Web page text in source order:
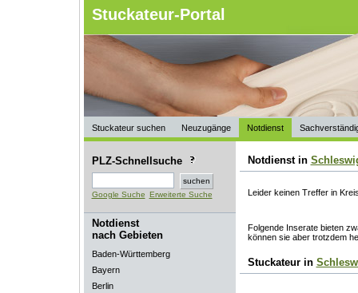
Stuckateur-Portal
Stuckateur suchen Neuzugänge Notdienst
PLZ-Schnellsuche
Google Suche Erweiterte Suche
Notdienst
nach Gebieten
Baden-Württemberg
Bayern
Berlin
Notdienst in
Leider keinen Treffer in
Folgende Inserate bieten
können sie aber trotzdem
Stuckateur in